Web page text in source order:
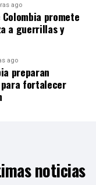
ago
promete
a guerrillas y
ago
preparan
fortalecer
noticias